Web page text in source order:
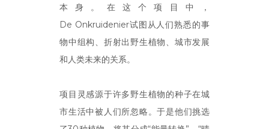
本身。在这个项目中，
De Onkruidenier试图从人们熟悉的事
物中组构、折射出野生植物、城市发展
和人类未来的关系。
项目灵感源于许多野生植物的种子在城
市生活中被人们所忽略。于是他们挑选